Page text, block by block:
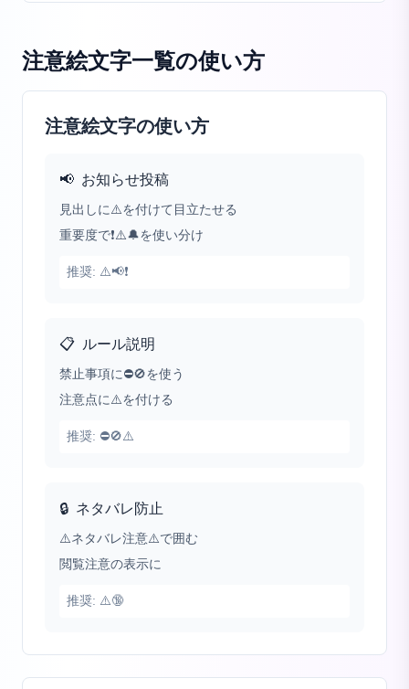
注意絵文字一覧の使い方
注意絵文字の使い方
📢 お知らせ投稿
見出しに⚠️を付けて目立たせる
重要度で❗⚠️🔔を使い分け
推奨: ⚠️📢❗
📋 ルール説明
禁止事項に⛔🚫を使う
注意点に⚠️を付ける
推奨: ⛔🚫⚠️
🔒 ネタバレ防止
⚠️ネタバレ注意⚠️で囲む
閲覧注意の表示に
推奨: ⚠️🔞